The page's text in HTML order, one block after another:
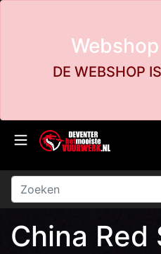
DE WEBSHOP
China Red